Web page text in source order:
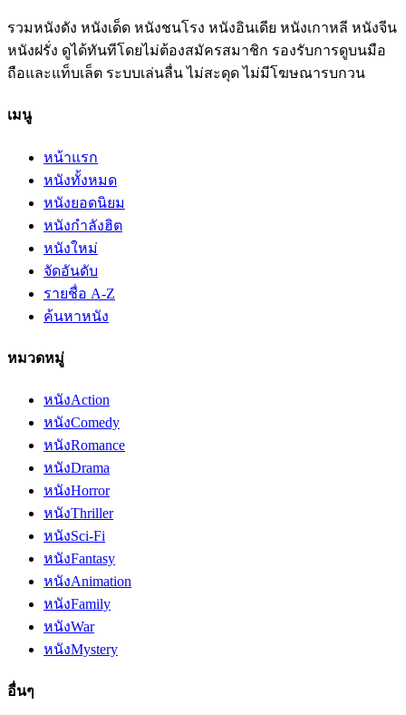
รวมหนังดัง หนังเด็ด หนังชนโรง หนังอินเดีย หนังเกาหลี หนังจีน
หนังฝรั่ง ดูได้ทันทีโดยไม่ต้องสมัครสมาชิก รองรับการดูบนมือ
ถือและแท็บเล็ต ระบบเล่นลื่น ไม่สะดุด ไม่มีโฆษณารบกวน
เมนู
หน้าแรก
หนังทั้งหมด
หนังยอดนิยม
หนังกำลังฮิต
หนังใหม่
จัดอันดับ
รายชื่อ A-Z
ค้นหาหนัง
หมวดหมู่
หนังAction
หนังComedy
หนังRomance
หนังDrama
หนังHorror
หนังThriller
หนังSci-Fi
หนังFantasy
หนังAnimation
หนังFamily
หนังWar
หนังMystery
อื่นๆ